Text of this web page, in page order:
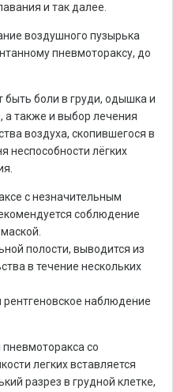
и так далее.
воздушного пузырька
пневмотораксу, до
боли в груди, одышка и
также и выбор лечения
воздуха, скопившегося в
неспособности лёгких
с незначительным
соблюдение
полости, выводится из
в течение нескольких
рентгеновское наблюдение
со
легких вставляется
разрез в грудной клетке,